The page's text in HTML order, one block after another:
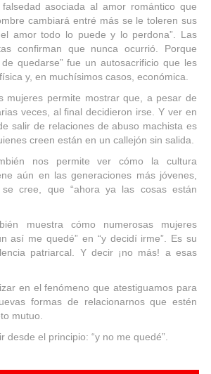
asociada al amor romántico que
cambiará entré más se le toleren sus
amor todo lo puede y lo perdona”. Las
confirman que nunca ocurrió. Porque
quedarse” fue un autosacrificio que les
y, en muchísimos casos, económica.
mujeres permite mostrar que, a pesar de
veces, al final decidieron irse. Y ver en
salir de relaciones de abuso machista es
creen están en un callejón sin salida.
nos permite ver cómo la cultura
aún en las generaciones más jóvenes,
cree, que “ahora ya las cosas están
muestra cómo numerosas mujeres
así me quedé” en “y decidí irme”. Es su
patriarcal. Y decir ¡no más! a esas
en el fenómeno que atestiguamos para
formas de relacionarnos que estén
mutuo.
desde el principio: “y no me quedé”.